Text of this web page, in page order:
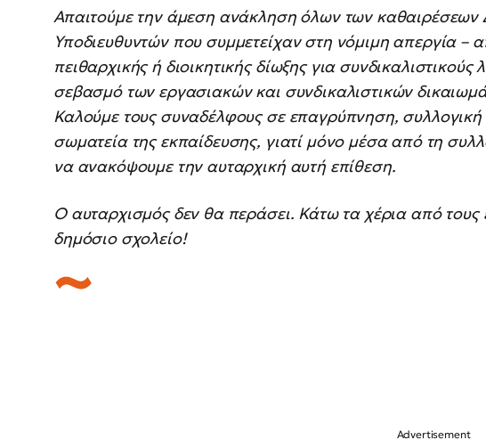
Απαιτούμε την άμεση ανάκληση όλων των καθαιρέσεων
Υποδιευθυντών που συμμετείχαν στη νόμιμη απεργία –
πειθαρχικής ή διοικητικής δίωξης για
σεβασμό των εργασιακών και συνδικαλιστικών
Καλούμε τους συναδέλφους σε επαγρύπνηση,
σωματεία της εκπαίδευσης, γιατί μόνο μέσα από τη
να ανακόψουμε την αυταρχική αυτή επίθεση.
Ο αυταρχισμός δεν θα περάσει. Κάτω τα χέρια από τους
δημόσιο σχολείο!